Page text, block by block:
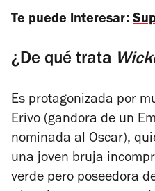
Te puede interesar:
¿De qué trata
Es protagonizada por
Erivo (gandora de un
nominada al Oscar),
una joven bruja
verde pero poseedora